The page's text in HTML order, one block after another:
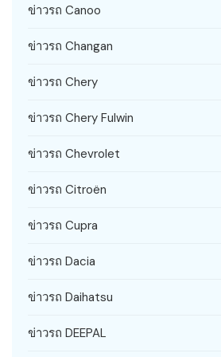
ข่าวรถ Canoo
ข่าวรถ Changan
ข่าวรถ Chery
ข่าวรถ Chery Fulwin
ข่าวรถ Chevrolet
ข่าวรถ Citroën
ข่าวรถ Cupra
ข่าวรถ Dacia
ข่าวรถ Daihatsu
ข่าวรถ DEEPAL